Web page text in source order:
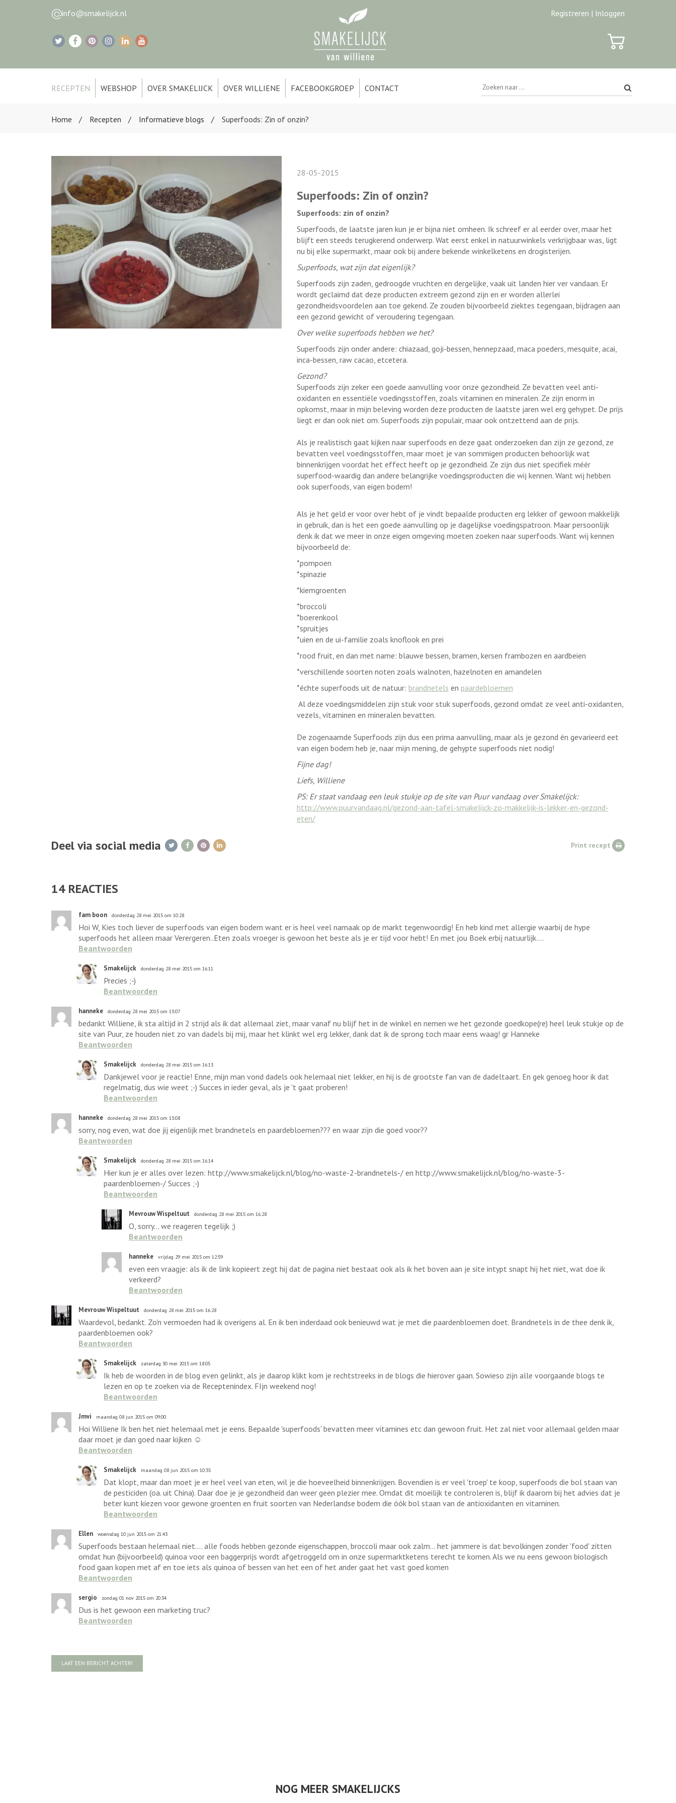
info@smakelijck.nl Registreren | Inloggen
RECEPTEN WEBSHOP OVER SMAKELIJCK OVER WILLIENE FACEBOOKGROEP CONTACT
Home Recepten Informatieve blogs Superfoods: Zin of onzin?
28-05-2015
Superfoods: Zin of onzin?
Superfoods: zin of onzin?
Superfoods, de laatste jaren kun je er bijna niet omheen. Ik schreef er al eerder over, maar het
blijft een steeds terugkerend onderwerp. Wat eerst enkel in natuurwinkels verkrijgbaar was, ligt
nu bij elke supermarkt, maar ook bij andere bekende winkelketens en drogisterijen.
Superfoods, wat zijn dat eigenlijk?
Superfoods zijn zaden, gedroogde vruchten en dergelijke, vaak uit landen hier ver vandaan. Er
wordt geclaimd dat deze producten extreem gezond zijn en er worden allerlei
gezondheidsvoordelen aan toe gekend. Ze zouden bijvoorbeeld ziektes tegengaan, bijdragen aan
een gezond gewicht of veroudering tegengaan.
Over welke superfoods hebben we het?
Superfoods zijn onder andere: chiazaad, goji-bessen, hennepzaad, maca poeders, mesquite, acai,
inca-bessen, raw cacao, etcetera.
Gezond?
Superfoods zijn zeker een goede aanvulling voor onze gezondheid. Ze bevatten veel anti-
oxidanten en essentiële voedingsstoffen, zoals vitaminen en mineralen. Ze zijn enorm in
opkomst, maar in mijn beleving worden deze producten de laatste jaren wel erg gehypet. De prijs
liegt er dan ook niet om. Superfoods zijn populair, maar ook ontzettend aan de prijs.
Als je realistisch gaat kijken naar superfoods en deze gaat onderzoeken dan zijn ze gezond, ze
bevatten veel voedingsstoffen, maar moet je van sommigen producten behoorlijk wat
binnenkrijgen voordat het effect heeft op je gezondheid. Ze zijn dus niet specifiek méér
superfood-waardig dan andere belangrijke voedingsproducten die wij kennen. Want wij hebben
ook superfoods, van eigen bodem!
Als je het geld er voor over hebt of je vindt bepaalde producten erg lekker of gewoon makkelijk
in gebruik, dan is het een goede aanvulling op je dagelijkse voedingspatroon. Maar persoonlijk
denk ik dat we meer in onze eigen omgeving moeten zoeken naar superfoods. Want wij kennen
bijvoorbeeld de:
*pompoen
*spinazie
*kiemgroenten
*broccoli
*boerenkool
*spruitjes
*uien en de ui-familie zoals knoflook en prei
*rood fruit, en dan met name: blauwe bessen, bramen, kersen frambozen en aardbeien
*verschillende soorten noten zoals walnoten, hazelnoten en amandelen
*échte superfoods uit de natuur: brandnetels en paardebloemen
Al deze voedingsmiddelen zijn stuk voor stuk superfoods, gezond omdat ze veel anti-oxidanten,
vezels, vitaminen en mineralen bevatten.
De zogenaamde Superfoods zijn dus een prima aanvulling, maar als je gezond én gevarieerd eet
van eigen bodem heb je, naar mijn mening, de gehypte superfoods niet nodig!
Fijne dag!
Liefs, Williene
PS: Er staat vandaag een leuk stukje op de site van Puur vandaag over Smakelijck:
http://www.puurvandaag.nl/gezond-aan-tafel-smakelijck-zo-makkelijk-is-lekker-en-gezond-
eten/
Deel via social media Print recept
14 REACTIES
fam boon donderdag 28 mei 2015 om 10:28
Hoi W, Kies toch liever de superfoods van eigen bodem want er is heel veel namaak op de markt tegenwoordig! En heb kind met allergie waarbij de hype
superfoods het alleen maar Verergeren..Eten zoals vroeger is gewoon het beste als je er tijd voor hebt! En met jou Boek erbij natuurlijk....
Beantwoorden
Smakelijck donderdag 28 mei 2015 om 16:11
Precies ;-)
Beantwoorden
hanneke donderdag 28 mei 2015 om 13:07
bedankt Williene, ik sta altijd in 2 strijd als ik dat allemaal ziet, maar vanaf nu blijf het in de winkel en nemen we het gezonde goedkope(re) heel leuk stukje op de
site van Puur, ze houden niet zo van dadels bij mij, maar het klinkt wel erg lekker, dank dat ik de sprong toch maar eens waag! gr Hanneke
Beantwoorden
Smakelijck donderdag 28 mei 2015 om 16:13
Dankjewel voor je reactie! Enne, mijn man vond dadels ook helemaal niet lekker, en hij is de grootste fan van de dadeltaart. En gek genoeg hoor ik dat
regelmatig, dus wie weet ;-) Succes in ieder geval, als je 't gaat proberen!
Beantwoorden
hanneke donderdag 28 mei 2015 om 13:08
sorry, nog even, wat doe jij eigenlijk met brandnetels en paardebloemen??? en waar zijn die goed voor??
Beantwoorden
Smakelijck donderdag 28 mei 2015 om 16:14
Hier kun je er alles over lezen: http://www.smakelijck.nl/blog/no-waste-2-brandnetels-/ en http://www.smakelijck.nl/blog/no-waste-3-
paardenbloemen-/ Succes ;-)
Beantwoorden
Mevrouw Wispeltuut donderdag 28 mei 2015 om 16:28
O, sorry... we reageren tegelijk ;)
Beantwoorden
hanneke vrijdag 29 mei 2015 om 12:59
even een vraagje: als ik de link kopieert zegt hij dat de pagina niet bestaat ook als ik het boven aan je site intypt snapt hij het niet, wat doe ik
verkeerd?
Beantwoorden
Mevrouw Wispeltuut donderdag 28 mei 2015 om 16:28
Waardevol, bedankt. Zo'n vermoeden had ik overigens al. En ik ben inderdaad ook benieuwd wat je met die paardenbloemen doet. Brandnetels in de thee denk ik,
paardenbloemen ook?
Beantwoorden
Smakelijck zaterdag 30 mei 2015 om 18:05
Ik heb de woorden in de blog even gelinkt, als je daarop klikt kom je rechtstreeks in de blogs die hierover gaan. Sowieso zijn alle voorgaande blogs te
lezen en op te zoeken via de Receptenindex. FIjn weekend nog!
Beantwoorden
Jmvi maandag 08 jun 2015 om 09:00
Hoi Williene Ik ben het niet helemaal met je eens. Bepaalde 'superfoods' bevatten meer vitamines etc dan gewoon fruit. Het zal niet voor allemaal gelden maar
daar moet je dan goed naar kijken ☺
Beantwoorden
Smakelijck maandag 08 jun 2015 om 10:35
Dat klopt, maar dan moet je er heel veel van eten, wil je die hoeveelheid binnenkrijgen. Bovendien is er veel 'troep' te koop, superfoods die bol staan van
de pesticiden (oa. uit China). Daar doe je je gezondheid dan weer geen plezier mee. Omdat dit moeilijk te controleren is, blijf ik daarom bij het advies dat je
beter kunt kiezen voor gewone groenten en fruit soorten van Nederlandse bodem die óók bol staan van de antioxidanten en vitaminen.
Beantwoorden
Ellen woensdag 10 jun 2015 om 21:43
Superfoods bestaan helemaal niet.... alle foods hebben gezonde eigenschappen, broccoli maar ook zalm... het jammere is dat bevolkingen zonder 'food' zitten
omdat hun (bijvoorbeeld) quinoa voor een baggerprijs wordt afgetroggeld om in onze supermarktketens terecht te komen. Als we nu eens gewoon biologisch
food gaan kopen met af en toe iets als quinoa of bessen van het een of het ander gaat het vast goed komen
Beantwoorden
sergio zondag 01 nov 2015 om 20:34
Dus is het gewoon een marketing truc?
Beantwoorden
LAAT EEN BERICHT ACHTER!
NOG MEER SMAKELIJCKS